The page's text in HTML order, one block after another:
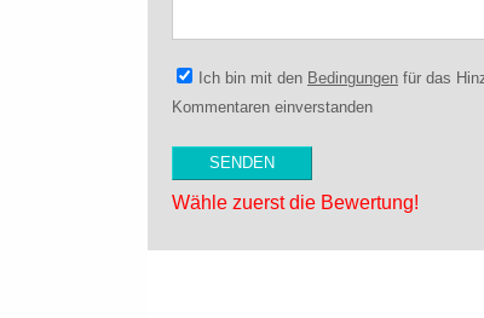
Ich bin mit den Bedingungen für das
Kommentaren einverstanden
Wähle zuerst die Bewertung!